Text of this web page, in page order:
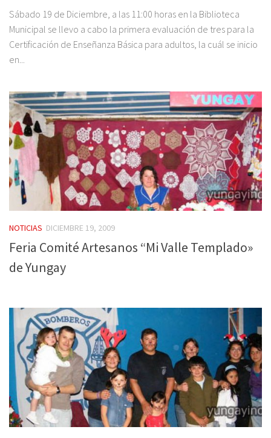
Sábado 19 de Diciembre, a las 11:00 horas en la Biblioteca
Municipal se llevo a cabo la primera evaluación de tres para la
Certificación de Enseñanza Básica para adultos, la cuál se inicio
en...
NOTICIAS DICIEMBRE 19, 2009
Feria Comité Artesanos “Mi Valle Templado»
de Yungay